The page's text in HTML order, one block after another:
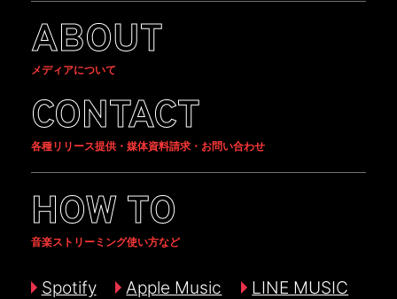
ABOUT
メディアについて
CONTACT
各種リリース提供・媒体資料請求・お問い合わせ
HOW TO
音楽ストリーミング使い方など
Spotify Apple Music
LINE MUSIC